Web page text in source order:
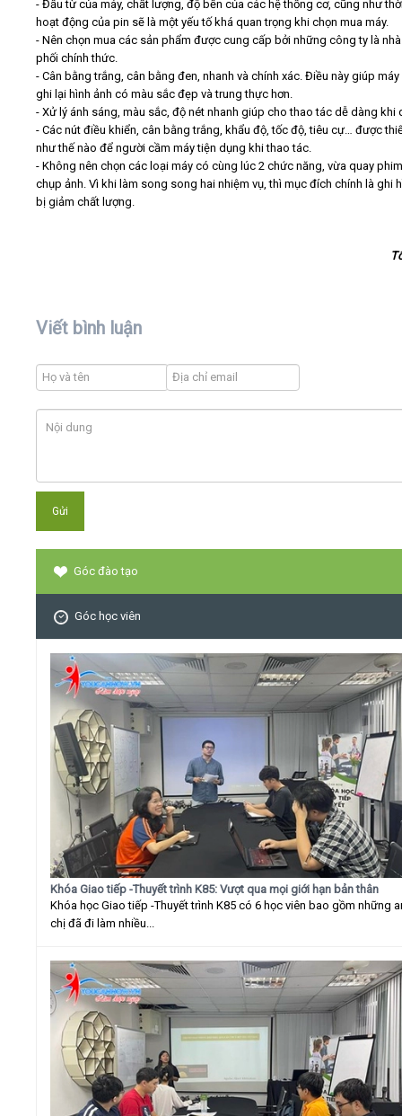
- Đầu từ của máy, chất lượng, độ bền của các hệ thống cơ, cũng như
hoạt động của pin sẽ là một yếu tố khá quan trọng khi chọn mua máy.
- Nên chọn mua các sản phẩm được cung cấp bởi những công ty là
phối chính thức.
- Cân bằng trắng, cân bằng đen, nhanh và chính xác. Điều này giúp máy
ghi lại hình ảnh có màu sắc đẹp và trung thực hơn.
- Xử lý ánh sáng, màu sắc, độ nét nhanh giúp cho thao tác dễ dàng khi
- Các nút điều khiển, cân bằng trắng, khẩu độ, tốc độ, tiêu cự… được
như thế nào để người cầm máy tiện dụng khi thao tác.
- Không nên chọn các loại máy có cùng lúc 2 chức năng, vừa quay
chụp ảnh. Vì khi làm song song hai nhiệm vụ, thì mục đích chính là ghi
bị giảm chất lượng.
Viết bình luận
Góc đào tạo
Góc học viên
Khóa Giao tiếp -Thuyết trình K85: Vượt qua mọi giới hạn bản thân
Khóa học Giao tiếp -Thuyết trình K85 có 6 học viên bao gồm những
chị đã đi làm nhiều...